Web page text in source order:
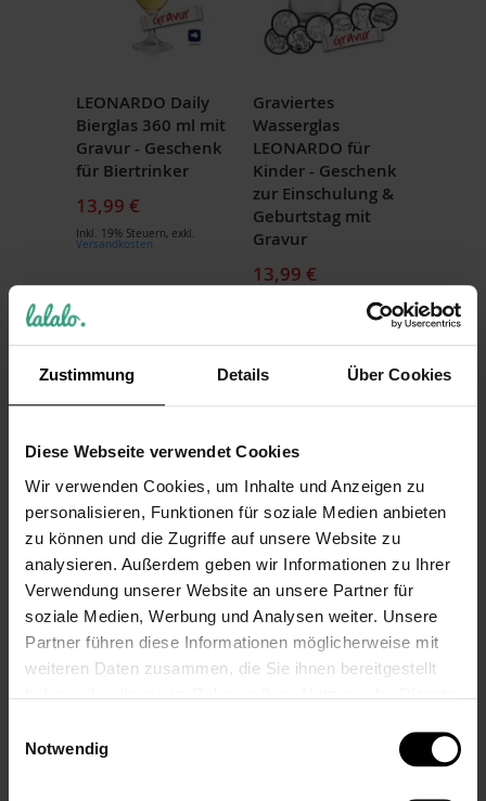
Zustimmung Details Über Cookies
Diese Webseite verwendet Cookies
Wir verwenden Cookies, um Inhalte und Anzeigen zu
personalisieren, Funktionen für soziale Medien anbieten
zu können und die Zugriffe auf unsere Website zu
analysieren. Außerdem geben wir Informationen zu Ihrer
Verwendung unserer Website an unsere Partner für
soziale Medien, Werbung und Analysen weiter. Unsere
Partner führen diese Informationen möglicherweise mit
weiteren Daten zusammen, die Sie ihnen bereitgestellt
Notwendig
LEONARDO Daily
Bierglas 360 ml mit
Gravur - Geschenk
für Biertrinker
13,99 €
Inkl. 19% Steuern, exkl.
Versandkosten
Graviertes
Wasserglas
LEONARDO für
Kinder - Geschenk
zur Einschulung &
Geburtstag mit
Gravur
13,99 €
exkl.
LEONARDO Daily
Weinglas mit
Gravur,
personalisiert mit
Namen oder
Wunschtext, 0,3 l,
LEONARDO
Weinglas
Schlechter Tag
Guter Tag, Weinglas
mit Namen
graviert,